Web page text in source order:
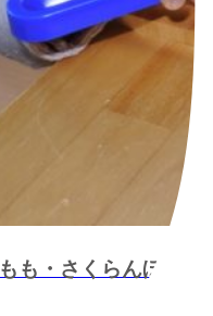
も・さくらんぼ